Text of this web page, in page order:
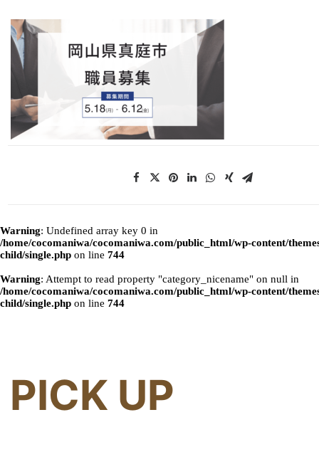
Warning: Undefined array key 0 in
/home/cocomaniwa/cocomaniwa.com/public_html/wp-content/
child/single.php on line 744
Warning: Attempt to read property "category_nicename" on null in
/home/cocomaniwa/cocomaniwa.com/public_html/wp-content/
child/single.php on line 744
PICK UP